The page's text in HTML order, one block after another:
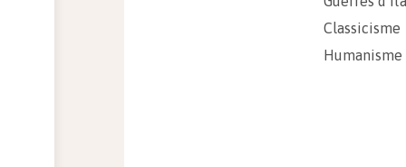
Classicisme
Humanisme